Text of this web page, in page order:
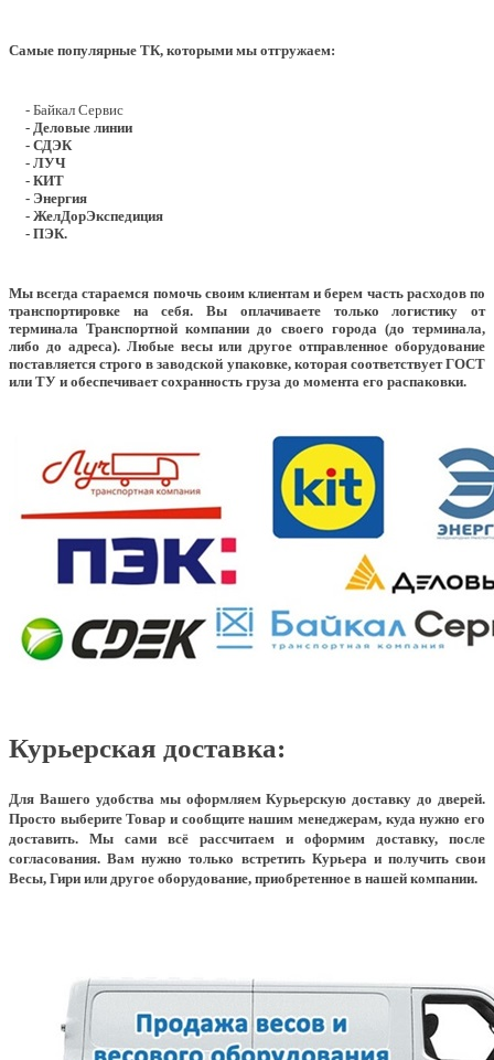
Самые популярные ТК, которыми мы отгружаем:
- Байкал Сервис
- Деловые линии
- СДЭК
- ЛУЧ
- КИТ
- Энергия
- ЖелДорЭкспедиция
- ПЭК.
Мы всегда стараемся помочь своим клиентам и берем часть расходов по
транспортировке на себя. Вы оплачиваете только логистику от
терминала Транспортной компании до своего города (до терминала,
либо до адреса). Любые весы или другое отправленное оборудование
поставляется строго в заводской упаковке, которая соответствует ГОСТ
или ТУ и обеспечивает сохранность груза до момента его распаковки.
Курьерская доставка:
Для Вашего удобства мы оформляем Курьерскую доставку до дверей.
Просто выберите Товар и сообщите нашим менеджерам, куда нужно его
доставить. Мы сами всё рассчитаем и оформим доставку, после
согласования. Вам нужно только встретить Курьера и получить свои
Весы, Гири или другое оборудование, приобретенное в нашей компании.